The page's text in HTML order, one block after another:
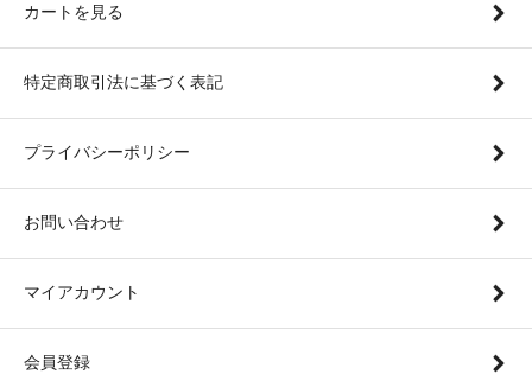
カートを見る
特定商取引法に基づく表記
プライバシーポリシー
お問い合わせ
マイアカウント
会員登録